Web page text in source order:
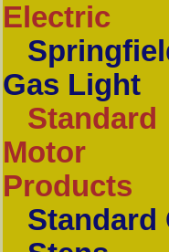
Electric
Gas Light
Standard
Motor
Products
Standard